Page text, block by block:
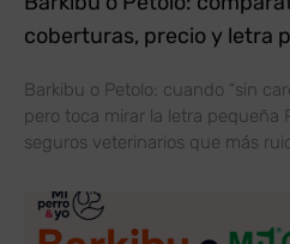
coberturas, precio y letra
Barkibu o Petolo: cuando “sin
pero toca mirar la letra pequeña
seguros veterinarios que más